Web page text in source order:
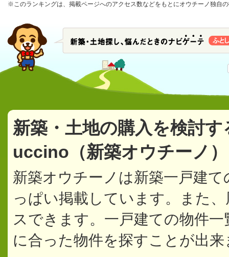
※このランキングは、掲載ページへのアクセス数などをもとにオウチーノ独自
新築・土地の購入を検討
uccino（新築オウチーノ
新築オウチーノは新築一戸建
っぱい掲載しています。また
スできます。一戸建ての物件
に合った物件を探すことが出来